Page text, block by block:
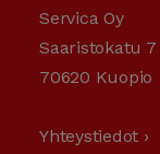
Servica Oy
Saaristokatu 7
70620 Kuopio
Yhteystiedot ›